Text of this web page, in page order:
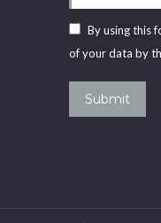
By using this
of your data by
Submit